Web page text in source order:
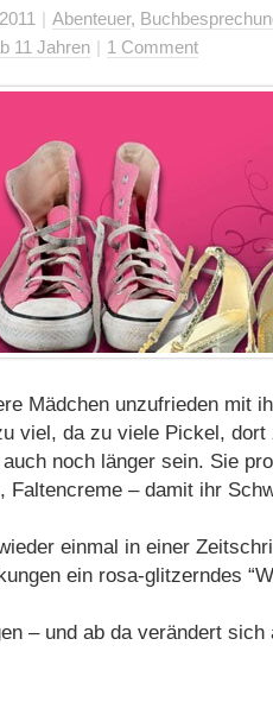
| Abenteuer,
11 Jahren | 1 Comment
Mädchen unzufrieden mit
viel, da zu viele Pickel,
noch länger sein. Sie
Faltencreme – damit ihr
einmal in einer
ein rosa-glitzerndes
– und ab da verändert